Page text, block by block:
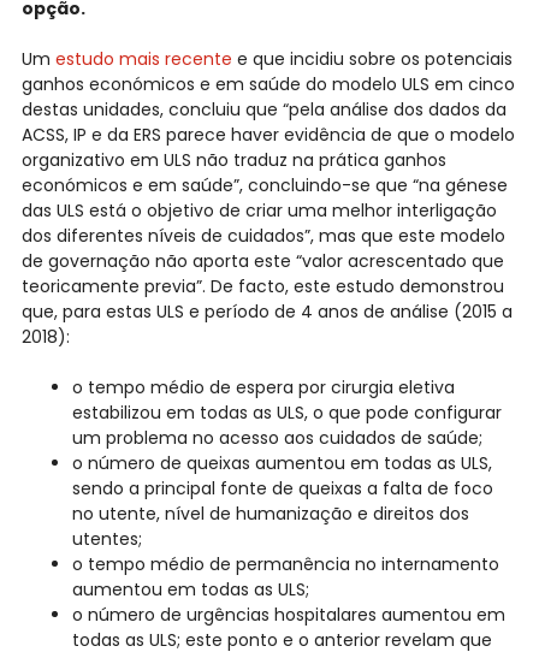
opção.
Um estudo mais recente e que incidiu sobre os potenciais
ganhos económicos e em saúde do modelo ULS em cinco
destas unidades, concluiu que “pela análise dos dados da
ACSS, IP e da ERS parece haver evidência de que o modelo
organizativo em ULS não traduz na prática ganhos
económicos e em saúde”, concluindo-se que “na génese
das ULS está o objetivo de criar uma melhor interligação
dos diferentes níveis de cuidados”, mas que este modelo
de governação não aporta este “valor acrescentado que
teoricamente previa”. De facto, este estudo demonstrou
que, para estas ULS e período de 4 anos de análise (2015 a
2018):
o tempo médio de espera por cirurgia eletiva
estabilizou em todas as ULS, o que pode configurar
um problema no acesso aos cuidados de saúde;
o número de queixas aumentou em todas as ULS,
sendo a principal fonte de queixas a falta de foco
no utente, nível de humanização e direitos dos
utentes;
o tempo médio de permanência no internamento
aumentou em todas as ULS;
o número de urgências hospitalares aumentou em
todas as ULS; este ponto e o anterior revelam que